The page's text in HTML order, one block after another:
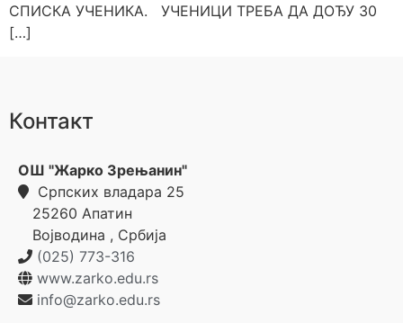
СПИСКА УЧЕНИКА. УЧЕНИЦИ ТРЕБА ДА ДОЂУ 30
[…]
Контакт
ОШ "Жарко Зрењанин"
Српских владара 25
25260 Апатин
Војводина , Србија
(025) 773-316
www.zarko.edu.rs
info@zarko.edu.rs